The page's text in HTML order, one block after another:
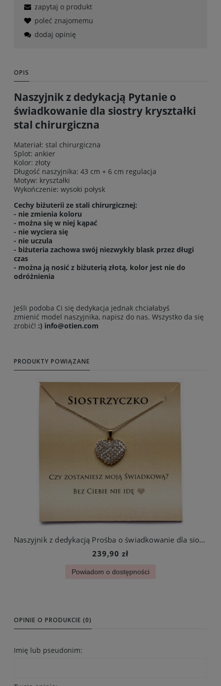
zapytaj o produkt
poleć znajomemu
dodaj opinię
OPIS
Naszyjnik z dedykacją Pytanie o
świadkowanie dla siostry kryształki
stal chirurgiczna
Materiał: stal chirurgiczna
Splot: ankier
Kolor: złoty
Długość naszyjnika: 43 cm + 6 cm regulacja
Motyw: kryształki
Wykończenie: wysoki połysk
Cechy biżuterii ze stali chirurgicznej:
- nie zmienia koloru
- można się w niej kąpać
- nie wyciera się
- nie uczula
- biżuteria zachowa swój niezwykły blask przez długi
czas
- można ją nosić z biżuterią złotą, kolor jest nie do
odróżnienia
Jeśli podoba Ci się dedykacja jednak chciałabyś
zmienić model naszyjnika, napisz do nas. Wszystko da się
zrobić! :) info@otien.com
PRODUKTY POWIĄZANE
Naszyjnik z dedykacją Prośba o świadkowanie dla siostry Serce z cyrkoniami stal chirurgiczna
239,90 zł
Powiadom o dostępności
OPINIE O PRODUKCIE (0)
Imię lub pseudonim: